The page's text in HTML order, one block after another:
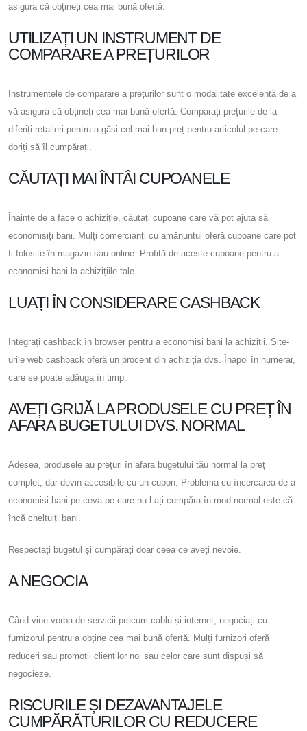
asigura că obțineți cea mai bună ofertă.
UTILIZAȚI UN INSTRUMENT DE
COMPARARE A PREȚURILOR
Instrumentele de comparare a prețurilor sunt o modalitate excelentă de a
vă asigura că obțineți cea mai bună ofertă. Comparați prețurile de la
diferiți retaileri pentru a găsi cel mai bun preț pentru articolul pe care
doriți să îl cumpărați.
CĂUTAȚI MAI ÎNTÂI CUPOANELE
Înainte de a face o achiziție, căutați cupoane care vă pot ajuta să
economisiți bani. Mulți comercianți cu amănuntul oferă cupoane care pot
fi folosite în magazin sau online. Profită de aceste cupoane pentru a
economisi bani la achizițiile tale.
LUAȚI ÎN CONSIDERARE CASHBACK
Integrați cashback în browser pentru a economisi bani la achiziții. Site-
urile web cashback oferă un procent din achiziția dvs. Înapoi în numerar,
care se poate adăuga în timp.
AVEȚI GRIJĂ LA PRODUSELE CU PREȚ ÎN
AFARA BUGETULUI DVS. NORMAL
Adesea, produsele au prețuri în afara bugetului tău normal la preț
complet, dar devin accesibile cu un cupon. Problema cu încercarea de a
economisi bani pe ceva pe care nu l-ați cumpăra în mod normal este că
încă cheltuiți bani.
Respectați bugetul și cumpărați doar ceea ce aveți nevoie.
A NEGOCIA
Când vine vorba de servicii precum cablu și internet, negociați cu
furnizorul pentru a obține cea mai bună ofertă. Mulți furnizori oferă
reduceri sau promoții clienților noi sau celor care sunt dispuși să
negocieze.
RISCURILE ȘI DEZAVANTAJELE
CUMPĂRĂTURILOR CU REDUCERE